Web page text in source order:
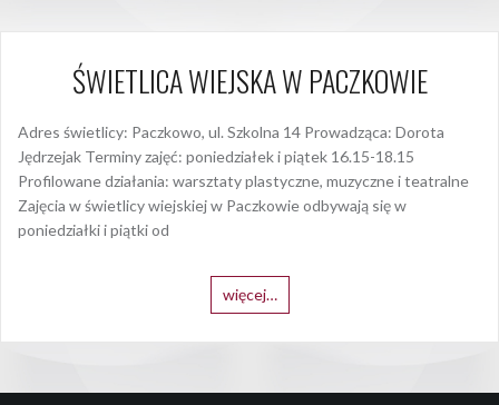
ŚWIETLICA WIEJSKA W PACZKOWIE
Adres świetlicy: Paczkowo, ul. Szkolna 14 Prowadząca: Dorota
Jędrzejak Terminy zajęć: poniedziałek i piątek 16.15-18.15
Profilowane działania: warsztaty plastyczne, muzyczne i teatralne
Zajęcia w świetlicy wiejskiej w Paczkowie odbywają się w
poniedziałki i piątki od
więcej…